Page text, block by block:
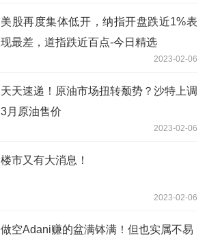
美股再度集体低开，纳指开盘跌近1%表
现最差，道指跌近百点-今日精选
2023-02-06
天天速递！原油市场扭转颓势？沙特上调
3月原油售价
2023-02-06
楼市又有大消息！
2023-02-06
做空Adani赚的盆满钵满！但也实属不易